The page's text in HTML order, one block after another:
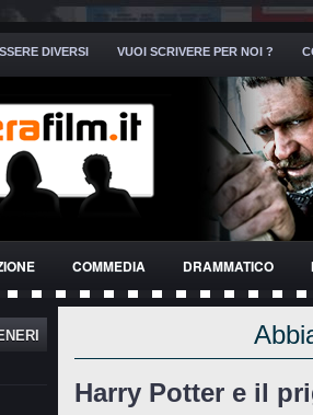
DIVERSI VUOI SCRIVERE PER NOI ?
COMMEDIA DRAMMATICO
Harry Potter e il